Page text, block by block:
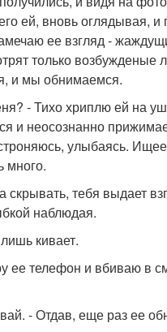
ей, вновь оглядывая, и
ее взгляд -
только возбужденые
и мы обнимаемся.
- Тихо хриплю ей на
и неосознанно
улыбаясь.
много.
скрывать, тебя выдает
наблюдая.
кивает.
ее телефон и вбиваю в
- Отдав, еще раз ее